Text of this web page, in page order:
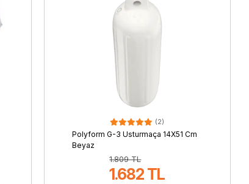
(2)
Polyform G-3 Usturmaça 14X51 Cm
Beyaz
1.809 TL
1.682 TL